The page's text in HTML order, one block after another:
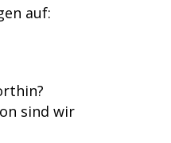
auf:
sind wir